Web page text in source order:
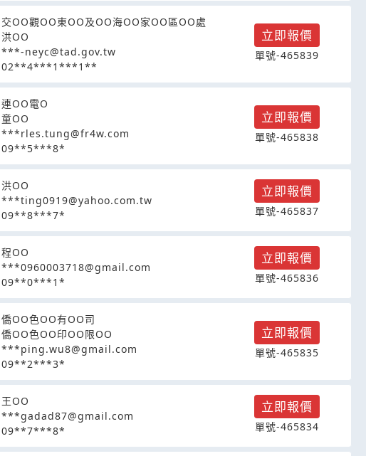
交OO觀OO東OO及OO海OO家OO區OO處
洪OO
***-neyc@tad.gov.tw
02**4***1***1**
立即報價
單號-465839
連OO電O
童OO
***rles.tung@fr4w.com
09**5***8*
立即報價
單號-465838
洪OO
***ting0919@yahoo.com.tw
09**8***7*
立即報價
單號-465837
程OO
***0960003718@gmail.com
09**0***1*
立即報價
單號-465836
僑OO色OO有OO司
僑OO色OO印OO限OO
***ping.wu8@gmail.com
09**2***3*
立即報價
單號-465835
王OO
***gadad87@gmail.com
09**7***8*
立即報價
單號-465834